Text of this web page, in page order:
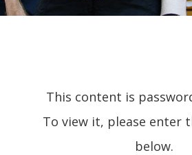
This content is
To view it, please enter
below.